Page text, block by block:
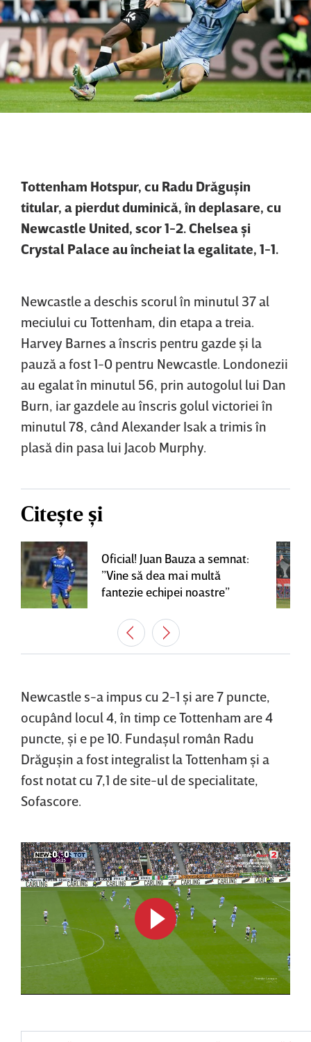
Tottenham Hotspur, cu Radu Drăguşin
titular, a pierdut duminică, în deplasare, cu
Newcastle United, scor 1-2. Chelsea şi
Crystal Palace au încheiat la egalitate, 1-1.
Newcastle a deschis scorul în minutul 37 al
meciului cu Tottenham, din etapa a treia.
Harvey Barnes a înscris pentru gazde şi la
pauză a fost 1-0 pentru Newcastle. Londonezii
au egalat în minutul 56, prin autogolul lui Dan
Burn, iar gazdele au înscris golul victoriei în
minutul 78, când Alexander Isak a trimis în
plasă din pasa lui Jacob Murphy.
Citește și
Oficial! Juan Bauza a semnat:
”Vine să dea mai multă
fantezie echipei noastre”
Newcastle s-a impus cu 2-1 şi are 7 puncte,
ocupând locul 4, în timp ce Tottenham are 4
puncte, şi e pe 10. Fundaşul român Radu
Drăguşin a fost integralist la Tottenham şi a
fost notat cu 7,1 de site-ul de specialitate,
Sofascore.